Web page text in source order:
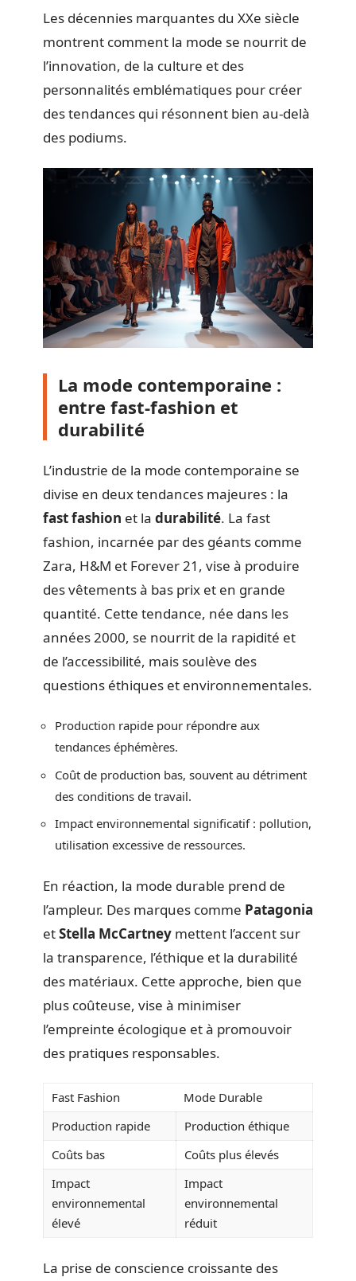
Les décennies marquantes du XXe siècle
montrent comment la mode se nourrit de
l’innovation, de la culture et des
personnalités emblématiques pour créer
des tendances qui résonnent bien au-delà
des podiums.
La mode contemporaine :
entre fast-fashion et
durabilité
L’industrie de la mode contemporaine se
divise en deux tendances majeures : la
fast fashion et la durabilité. La fast
fashion, incarnée par des géants comme
Zara, H&M et Forever 21, vise à produire
des vêtements à bas prix et en grande
quantité. Cette tendance, née dans les
années 2000, se nourrit de la rapidité et
de l’accessibilité, mais soulève des
questions éthiques et environnementales.
Production rapide pour répondre aux
tendances éphémères.
Coût de production bas, souvent au détriment
des conditions de travail.
Impact environnemental significatif : pollution,
utilisation excessive de ressources.
En réaction, la mode durable prend de
l’ampleur. Des marques comme Patagonia
etStella McCartney mettent l’accent sur
la transparence, l’éthique et la durabilité
des matériaux. Cette approche, bien que
plus coûteuse, vise à minimiser
l’empreinte écologique et à promouvoir
des pratiques responsables.
Fast Fashion
Mode Durable
Production rapide
Production éthique
Coûts bas
Coûts plus élevés
Impact
environnemental
élevé
Impact
environnemental
réduit
La prise de conscience croissante des